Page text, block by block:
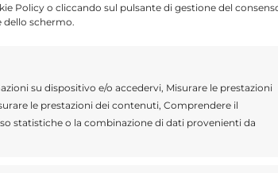
Policy o cliccando sul pulsante di gestione del
dello schermo.
su dispositivo e/o accedervi, Misurare le prestazioni
le prestazioni dei contenuti, Comprendere il
statistiche o la combinazione di dati provenienti da
da giornalisti, collaboratori e